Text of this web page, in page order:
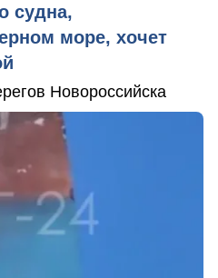
судна,
море, хочет
Новороссийска